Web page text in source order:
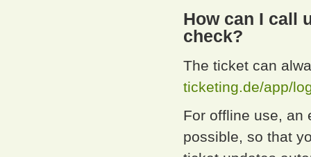
How can I call
check?
The ticket can
ticketing.de/app/
For offline use, an
possible, so that